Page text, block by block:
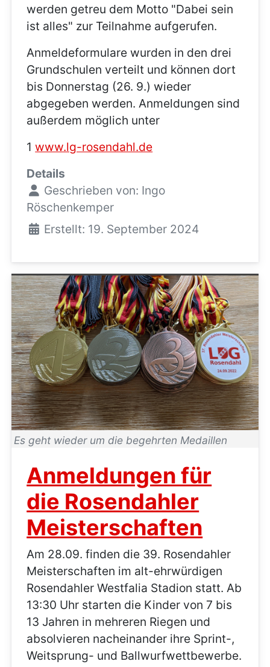
werden getreu dem Motto "Dabei sein
ist alles" zur Teilnahme aufgerufen.
Anmeldeformulare wurden in den drei
Grundschulen verteilt und können dort
bis Donnerstag (26. 9.) wieder
abgegeben werden. Anmeldungen sind
außerdem möglich unter
1www.lg-rosendahl.de
Details
Geschrieben von: Ingo
Röschenkemper
Erstellt: 19. September 2024
Es geht wieder um die begehrten Medaillen
Anmeldungen für
die Rosendahler
Meisterschaften
Am 28.09. finden die 39. Rosendahler
Meisterschaften im alt-ehrwürdigen
Rosendahler Westfalia Stadion statt. Ab
13:30 Uhr starten die Kinder von 7 bis
13 Jahren in mehreren Riegen und
absolvieren nacheinander ihre Sprint-,
Weitsprung- und Ballwurfwettbewerbe.